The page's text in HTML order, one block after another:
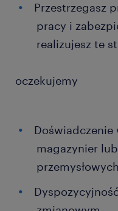
Przestrzegasz
pracy i
realizujesz te
oczekujemy
magazynier